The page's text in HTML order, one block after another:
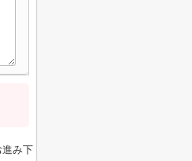
み下